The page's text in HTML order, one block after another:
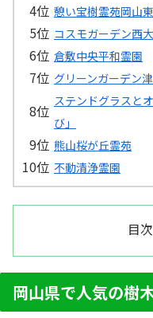
憩い宝樹霊苑岡山東
コスモガーデン西
倉敷中央平和霊園
グリーンガーデン
ステンドグラスと
び」
熊山桜が丘霊苑
不動清浄霊園
目次
岡山県で人気の樹